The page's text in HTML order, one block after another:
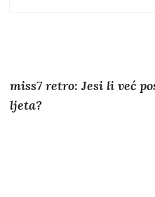
miss7 retro: Jesi li već
ljeta?